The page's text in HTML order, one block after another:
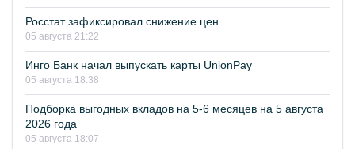
Росстат зафиксировал снижение цен
05 августа 21:22
Инго Банк начал выпускать карты UnionPay
05 августа 18:38
Подборка выгодных вкладов на 5-6 месяцев на 5 августа
2026 года
05 августа 18:07